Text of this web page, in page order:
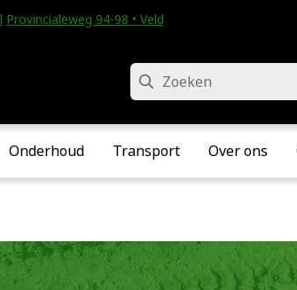
Provincialeweg 94-98 • Velddriel
Zoeken
Onderhoud Transport Over ons